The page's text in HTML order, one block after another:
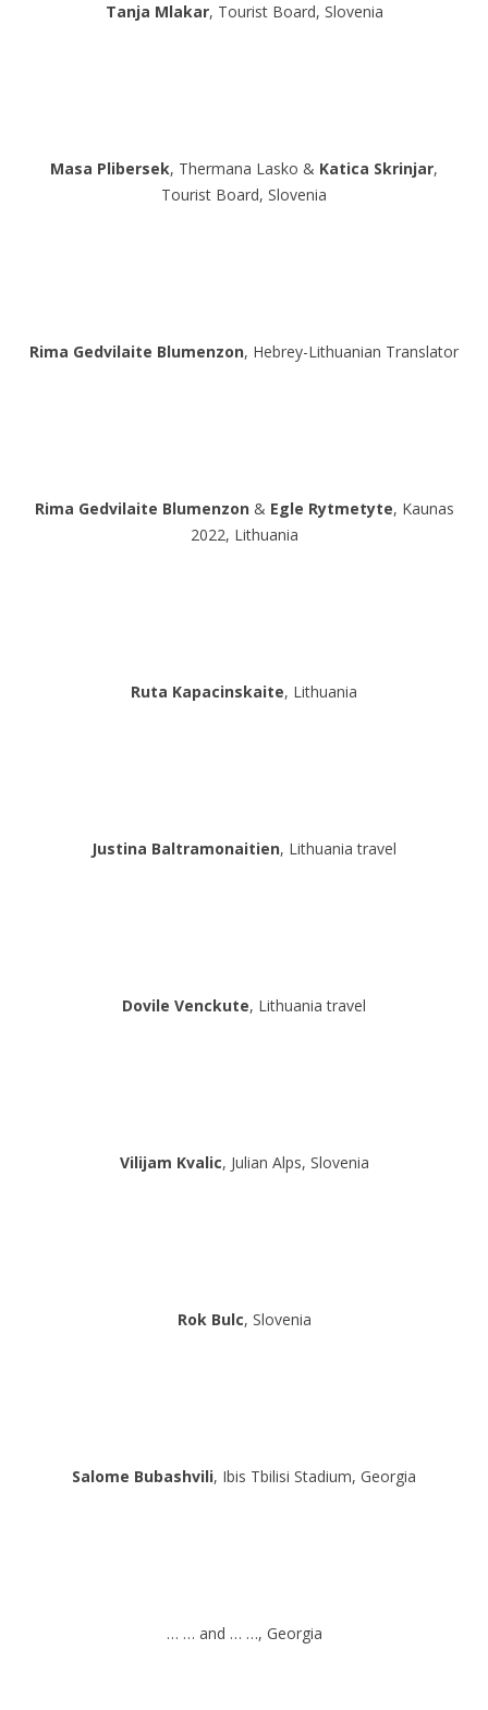
Tanja Mlakar, Tourist Board, Slovenia
Masa Plibersek, Thermana Lasko & Katica Skrinjar,
Tourist Board, Slovenia
Rima Gedvilaite Blumenzon, Hebrey-Lithuanian Translator
Rima Gedvilaite Blumenzon& Egle Rytmetyte, Kaunas
2022, Lithuania
Ruta Kapacinskaite, Lithuania
Justina Baltramonaitien, Lithuania travel
Dovile Venckute, Lithuania travel
Vilijam Kvalic, Julian Alps, Slovenia
Rok Bulc, Slovenia
Salome Bubashvili, Ibis Tbilisi Stadium, Georgia
… … and … …, Georgia